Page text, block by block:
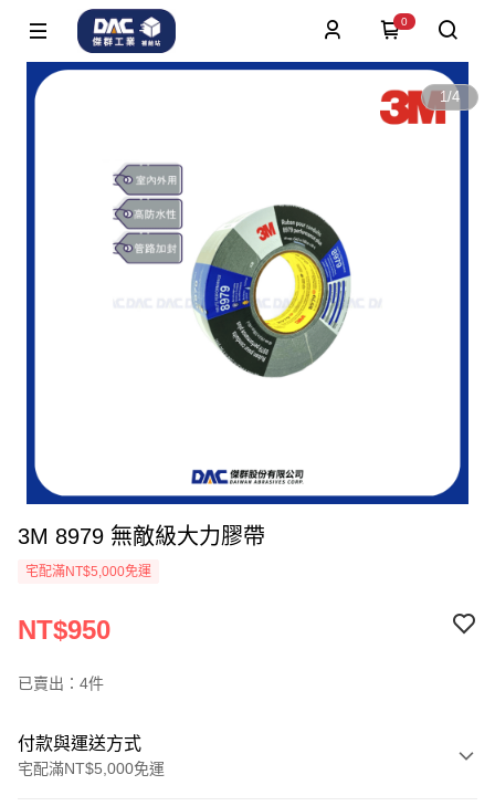
0
1/4
3M 8979 無敵級大力膠帶
宅配滿NT$5,000免運
NT$950
已賣出：4件
付款與運送方式
宅配滿NT$5,000免運